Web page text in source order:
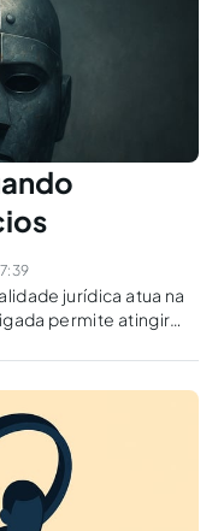
jurídica atua na
permite atingir